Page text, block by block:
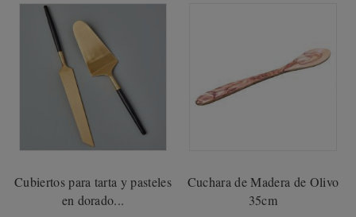
Cubiertos para tarta y pasteles
en dorado...
Cuchara de Madera de Olivo
35cm